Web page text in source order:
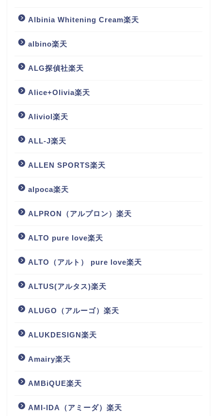
Albinia Whitening Cream楽天
albino楽天
ALG探偵社楽天
Alice+Olivia楽天
Aliviol楽天
ALL-J楽天
ALLEN SPORTS楽天
alpoca楽天
ALPRON（アルプロン）楽天
ALTO pure love楽天
ALTO（アルト） pure love楽天
ALTUS(アルタス)楽天
ALUGO（アルーゴ）楽天
ALUKDESIGN楽天
Amairy楽天
AMBiQUE楽天
AMI-IDA（アミーダ）楽天